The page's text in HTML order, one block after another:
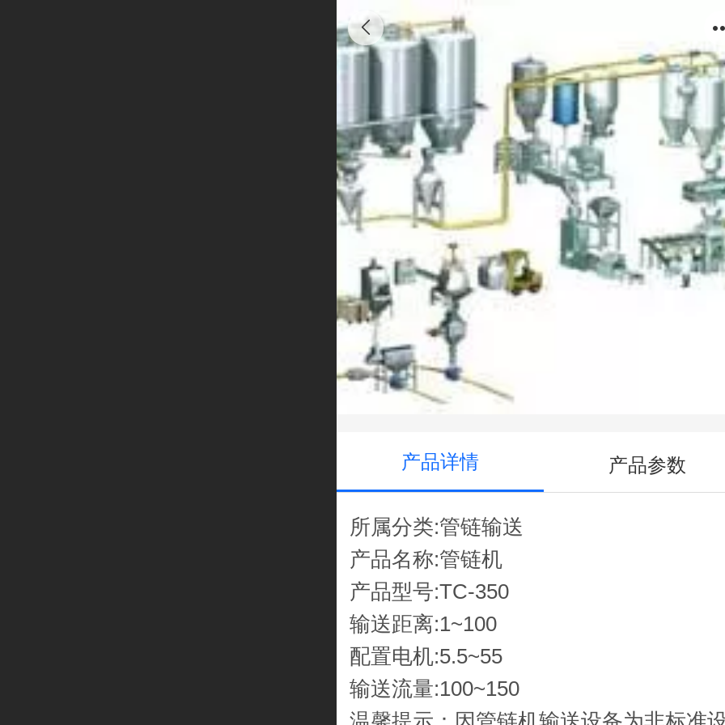
TC-350型管链机输送设备
产品详情 产品参数
所属分类:管链输送
产品名称:管链机
产品型号:TC-350
输送距离:1~100
配置电机:5.5~55
输送流量:100~150